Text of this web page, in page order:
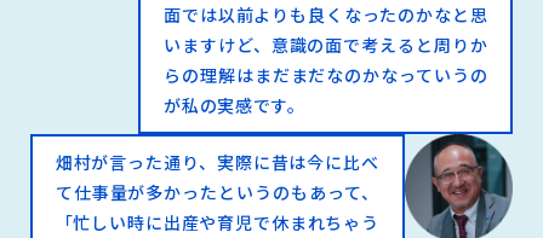
面では以前よりも良くなったのかなと思
いますけど、意識の面で考えると周りか
らの理解はまだまだなのかなっていうの
が私の実感です。
畑村が言った通り、実際に昔は今に比べ
て仕事量が多かったというのもあって、
「忙しい時に出産や育児で休まれちゃう